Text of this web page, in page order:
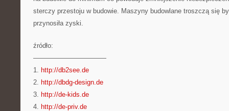
sterczy przestoju w budowie. Maszyny budowlane troszczą się
przynosiła zyski.
źródło:
———————————
1. http://db2see.de
2. http://dbdg-design.de
3. http://de-kids.de
4. http://de-priv.de